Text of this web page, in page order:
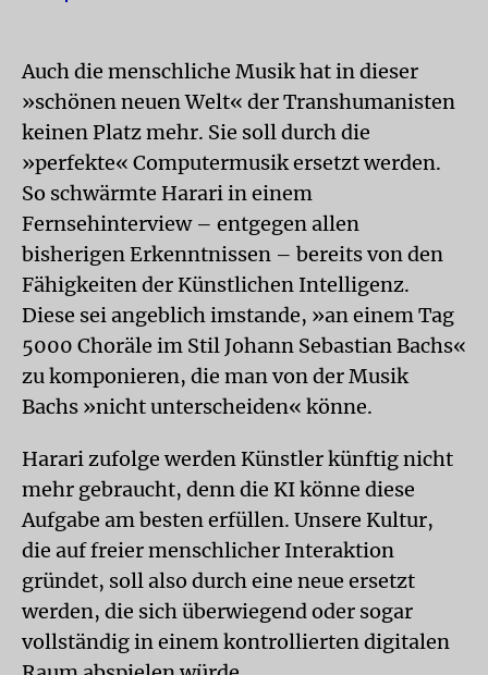
Auch die menschliche Musik hat in dieser
»schönen neuen Welt« der Transhumanisten
keinen Platz mehr. Sie soll durch die
»perfekte« Computermusik ersetzt werden.
So schwärmte Harari in einem
Fernsehinterview – entgegen allen
bisherigen Erkenntnissen – bereits von den
Fähigkeiten der Künstlichen Intelligenz.
Diese sei angeblich imstande, »an einem Tag
5000 Choräle im Stil Johann Sebastian Bachs«
zu komponieren, die man von der Musik
Bachs »nicht unterscheiden« könne.
Harari zufolge werden Künstler künftig nicht
mehr gebraucht, denn die KI könne diese
Aufgabe am besten erfüllen. Unsere Kultur,
die auf freier menschlicher Interaktion
gründet, soll also durch eine neue ersetzt
werden, die sich überwiegend oder sogar
vollständig in einem kontrollierten digitalen